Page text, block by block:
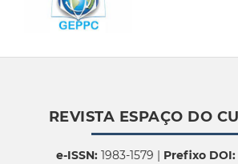
REVISTA ESPAÇO DO
e-ISSN:1983-1579 | Prefixo DOI: